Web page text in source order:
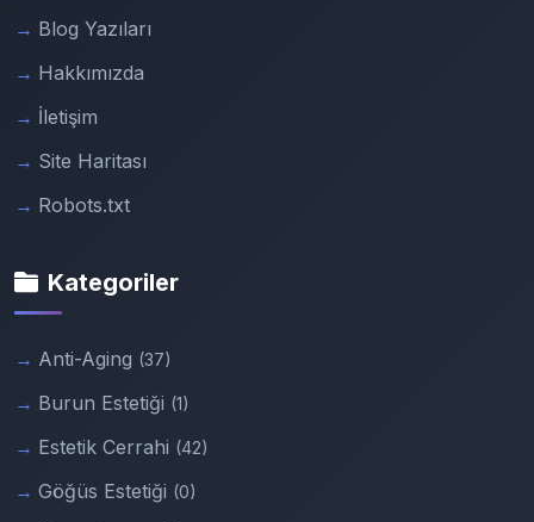
Blog Yazıları
Hakkımızda
İletişim
Site Haritası
Robots.txt
Kategoriler
Anti-Aging (37)
Burun Estetiği (1)
Estetik Cerrahi (42)
Göğüs Estetiği (0)